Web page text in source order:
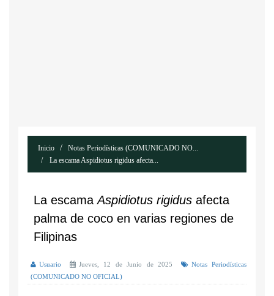
Inicio
Notas Periodísticas (COMUNICADO NO...
La escama Aspidiotus rigidus afecta...
La escamaAspidiotus rigidus afecta
palma de coco en varias regiones de
Filipinas
Usuario Jueves, 12 de Junio de 2025
Notas Periodísticas
(COMUNICADO NO OFICIAL)